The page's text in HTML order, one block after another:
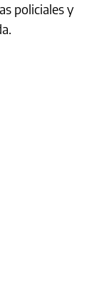
policiales y